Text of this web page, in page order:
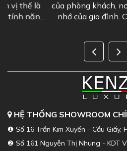
của phòng khách, nơi lưu giữ
nhớ của gia đình. Chính vì
HỆ THỐNG SHOWROOM
❶ Số 16 Trần Kim Xuyến - Cầu Giấy,
❷ Số 161 Nguyễn Thị Nhung - KDT